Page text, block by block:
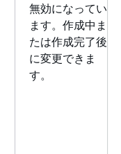
無効になってい
ます。作成中ま
たは作成完了後
に変更できま
す。